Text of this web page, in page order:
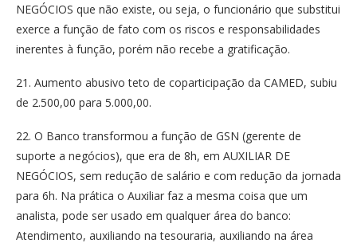
NEGÓCIOS que não existe, ou seja, o funcionário que substitui
exerce a função de fato com os riscos e responsabilidades
inerentes à função, porém não recebe a gratificação.
21. Aumento abusivo teto de coparticipação da CAMED, subiu
de 2.500,00 para 5.000,00.
22. O Banco transformou a função de GSN (gerente de
suporte a negócios), que era de 8h, em AUXILIAR DE
NEGÓCIOS, sem redução de salário e com redução da jornada
para 6h. Na prática o Auxiliar faz a mesma coisa que um
analista, pode ser usado em qualquer área do banco:
Atendimento, auxiliando na tesouraria, auxiliando na área